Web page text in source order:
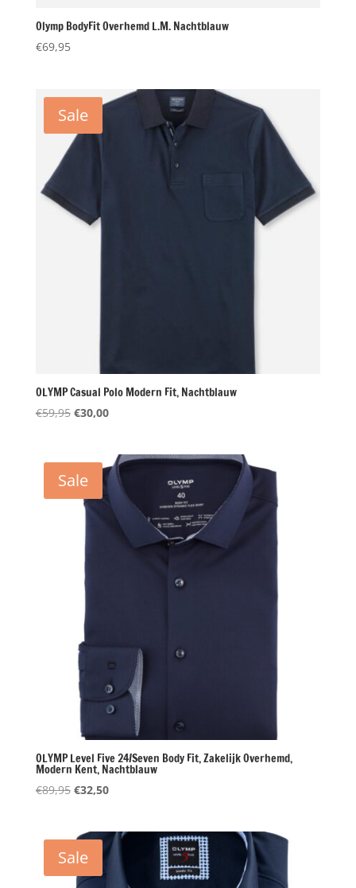
Olymp BodyFit Overhemd L.M. Nachtblauw
€69,95
Sale
OLYMP Casual Polo Modern Fit, Nachtblauw
€59,95 Oorspronkelijke
€59,95.
€30,00Huidige
€30,00.
Sale
OLYMP Level Five 24/Seven Body Fit, Zakelijk Overhemd,
Modern Kent, Nachtblauw
€89,95 Oorspronkelijke
€89,95.
€32,50Huidige
€32,50.
Sale